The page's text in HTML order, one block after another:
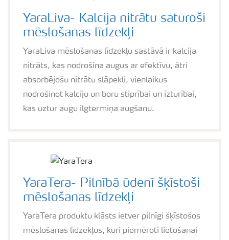
YaraLiva- Kalcija nitrātu saturoši
mēslošanas līdzekļi
YaraLiva mēslošanas līdzekļu sastāvā ir kalcija
nitrāts, kas nodrošina augus ar efektīvu, ātri
absorbējošu nitrātu slāpekli, vienlaikus
nodrošinot kalciju un boru stiprībai un izturībai,
kas uztur augu ilgtermiņa augšanu.
YaraTera- Pilnībā ūdenī šķīstoši
mēslošanas līdzekļi
YaraTera produktu klāsts ietver pilnīgi šķīstošos
mēslošanas līdzekļus, kuri piemēroti lietošanai